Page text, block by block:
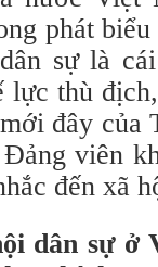
phát
sự là
lực thù
đây của
viên
đến xã
dân sự ở